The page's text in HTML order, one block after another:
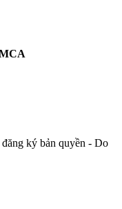
ký bản quyền - Do